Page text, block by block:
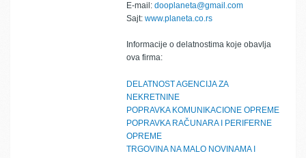
E-mail: dooplaneta@gmail.com
Sajt: www.planeta.co.rs
Informacije o delatnostima koje obavlja
ova firma:
DELATNOST AGENCIJA ZA
NEKRETNINE
POPRAVKA KOMUNIKACIONE OPREME
POPRAVKA RAČUNARA I PERIFERNE
OPREME
TRGOVINA NA MALO NOVINAMA I